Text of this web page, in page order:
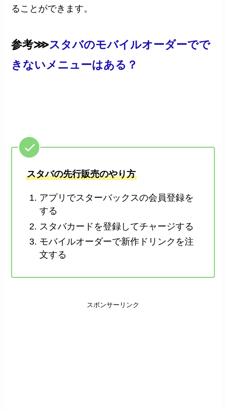
ることができます。
参考⋙スタバのモバイルオーダーでで
きないメニューはある？
スタバの先行販売のやり方
アプリでスターバックスの会員登録を
する
スタバカードを登録してチャージする
モバイルオーダーで新作ドリンクを注
文する
スポンサーリンク